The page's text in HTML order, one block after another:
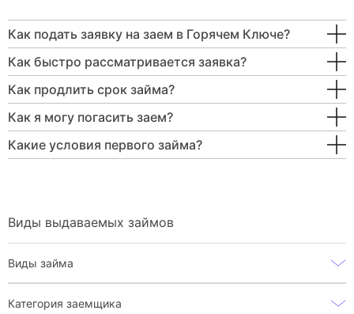
Как подать заявку на заем в Горячем Ключе?
Как быстро рассматривается заявка?
Как продлить срок займа?
Как я могу погасить заем?
Какие условия первого займа?
Виды выдаваемых займов
Виды займа
Категория заемщика